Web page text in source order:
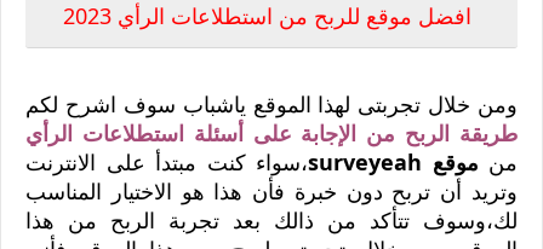
افضل موقع للربح من استطلاعات الرأي 2023
ومن خلال تجربتى لهذا الموقع ياشباب سوف اشرح لكم
طريقة الربح من الإجابة على أسئلة استطلاعات الرأي
من موقع surveyeah
،سواء كنت مبتدأ على الانترنت
وتريد أن تربح دون خبرة فأن هذا هو الاختيار المناسب
لك،وسوف تتأكد من ذالك بعد تجربة الربح من هذا